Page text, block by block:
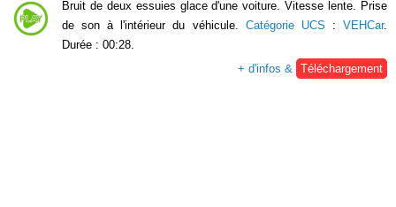
Bruit de deux essuies glace d'une voiture. Vitesse lente. Prise
de son à l'intérieur du véhicule. Catégorie UCS :VEHCar.
Durée : 00:28.
+ d'infos &
Téléchargement